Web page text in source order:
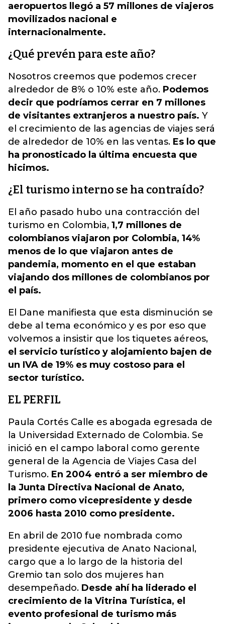
aeropuertos llegó a 57 millones de viajeros
movilizados nacional e
internacionalmente.
¿Qué prevén para este año?
Nosotros creemos que podemos crecer
alrededor de 8% o 10% este año. Podemos
decir que podríamos cerrar en 7 millones
de visitantes extranjeros a nuestro país. Y
el crecimiento de las agencias de viajes será
de alrededor de 10% en las ventas. Es lo que
ha pronosticado la última encuesta que
hicimos.
¿El turismo interno se ha contraído?
El año pasado hubo una contracción del
turismo en Colombia, 1,7 millones de
colombianos viajaron por Colombia, 14%
menos de lo que viajaron antes de
pandemia, momento en el que estaban
viajando dos millones de colombianos por
el país.
El Dane manifiesta que esta disminución se
debe al tema económico y es por eso que
volvemos a insistir que los tiquetes aéreos,
el servicio turístico y alojamiento bajen de
un IVA de 19% es muy costoso para el
sector turístico.
EL PERFIL
Paula Cortés Calle es abogada egresada de
la Universidad Externado de Colombia. Se
inició en el campo laboral como gerente
general de la Agencia de Viajes Casa del
Turismo. En 2004 entró a ser miembro de
la Junta Directiva Nacional de Anato,
primero como vicepresidente y desde
2006 hasta 2010 como presidente.
En abril de 2010 fue nombrada como
presidente ejecutiva de Anato Nacional,
cargo que a lo largo de la historia del
Gremio tan solo dos mujeres han
desempeñado. Desde ahí ha liderado el
crecimiento de la Vitrina Turística, el
evento profesional de turismo más